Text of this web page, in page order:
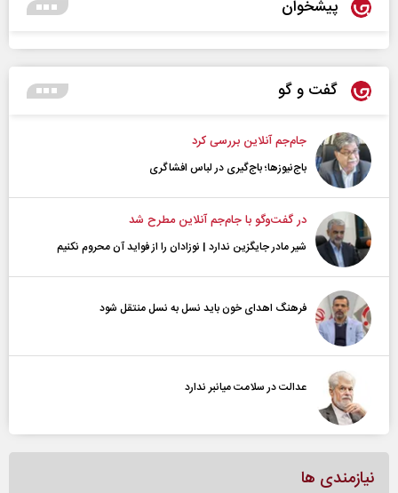
پیشخوان
گفت و گو
جام‌جم آنلاین بررسی کرد
باج‌نیوزها؛ باج‌گیری در لباس افشاگری
در گفت‌و‌گو با جام‌جم آنلاین مطرح شد
شیر مادر جایگزین ندارد | نوزادان را از فواید آن محروم نکنیم
فرهنگ اهدای خون باید نسل به نسل منتقل شود
عدالت در سلامت میانبر ندارد
نیازمندی ها